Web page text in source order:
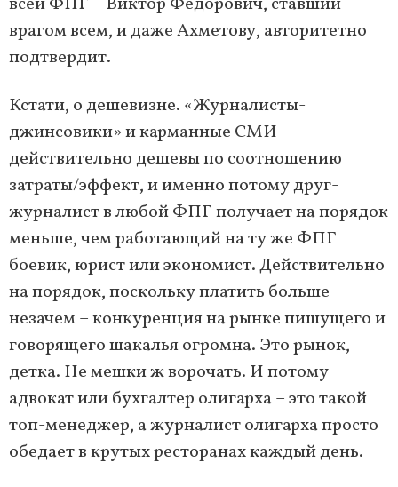
врагом всем, и даже Ахметову, авторитетно
подтвердит.
Кстати, о дешевизне. «Журналисты-
джинсовики» и карманные СМИ
действительно дешевы по соотношению
затраты/эффект, и именно потому друг-
журналист в любой ФПГ получает на порядок
меньше, чем работающий на ту же ФПГ
боевик, юрист или экономист. Действительно
на порядок, поскольку платить больше
незачем – конкуренция на рынке пишущего и
говорящего шакалья огромна. Это рынок,
детка. Не мешки ж ворочать. И потому
адвокат или бухгалтер олигарха – это такой
топ-менеджер, а журналист олигарха просто
обедает в крутых ресторанах каждый день.